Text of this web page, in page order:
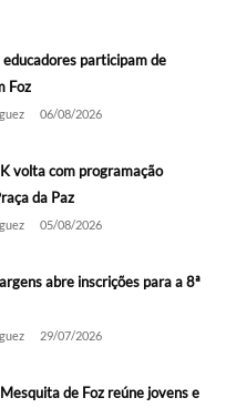
participam de
Foz
06/08/2026
volta com programação
da Paz
05/08/2026
abre inscrições para a 8ª
29/07/2026
de Foz reúne jovens e